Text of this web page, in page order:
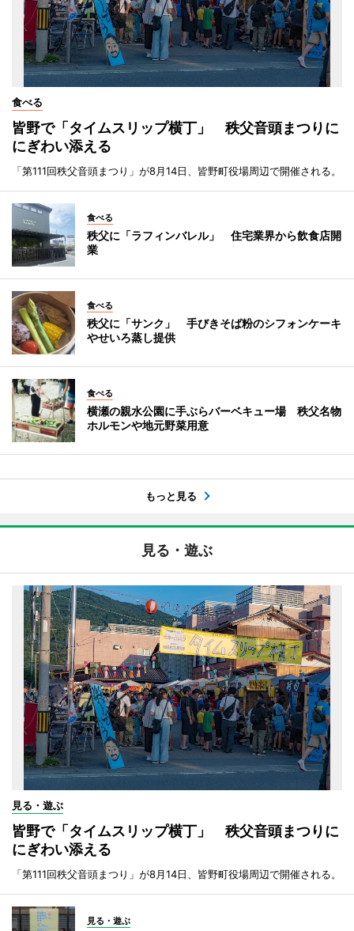
食べる
皆野で「タイムスリップ横丁」 秩父音頭まつりに
にぎわい添える
「第111回秩父音頭まつり」が8月14日、皆野町役場周辺で開催される。
食べる
秩父に「ラフィンバレル」 住宅業界から飲食店開
業
食べる
秩父に「サンク」 手びきそば粉のシフォンケーキ
やせいろ蒸し提供
食べる
横瀬の親水公園に手ぶらバーベキュー場 秩父名物
ホルモンや地元野菜用意
もっと見る
見る・遊ぶ
見る・遊ぶ
皆野で「タイムスリップ横丁」 秩父音頭まつりに
にぎわい添える
「第111回秩父音頭まつり」が8月14日、皆野町役場周辺で開催される。
見る・遊ぶ